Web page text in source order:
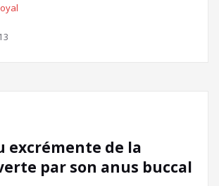
excrémente de la
par son anus buccal